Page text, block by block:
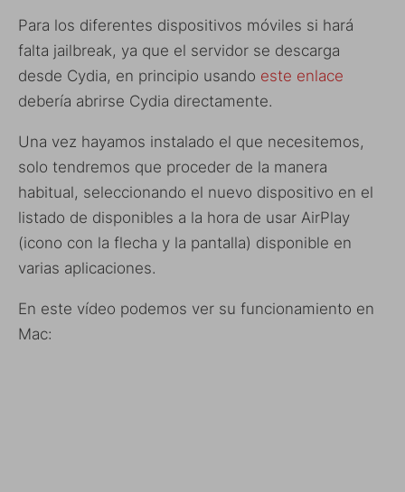
Para los diferentes dispositivos móviles si hará
falta jailbreak, ya que el servidor se descarga
desde Cydia, en principio usando este enlace
debería abrirse Cydia directamente.
Una vez hayamos instalado el que necesitemos,
solo tendremos que proceder de la manera
habitual, seleccionando el nuevo dispositivo en el
listado de disponibles a la hora de usar AirPlay
(icono con la flecha y la pantalla) disponible en
varias aplicaciones.
En este vídeo podemos ver su funcionamiento en
Mac: